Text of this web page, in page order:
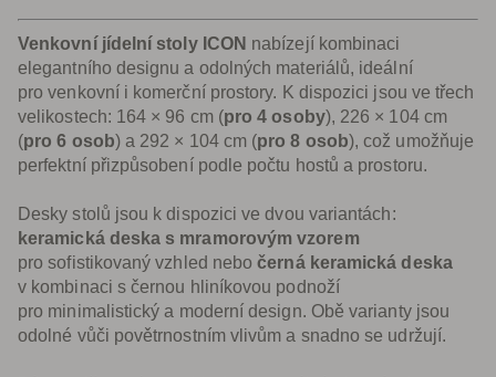
Venkovní jídelní stoly ICON nabízejí kombinaci
elegantního designu a odolných materiálů, ideální
pro venkovní i komerční prostory. K dispozici jsou ve třech
velikostech: 164 × 96 cm (pro 4 osoby), 226 × 104 cm
(pro 6 osob) a 292 × 104 cm (pro 8 osob), což umožňuje
perfektní přizpůsobení podle počtu hostů a prostoru.
Desky stolů jsou k dispozici ve dvou variantách:
keramická deska s mramorovým vzorem
pro sofistikovaný vzhled nebočerná keramická deska
v kombinaci s černou hliníkovou podnoží
pro minimalistický a moderní design. Obě varianty jsou
odolné vůči povětrnostním vlivům a snadno se udržují.